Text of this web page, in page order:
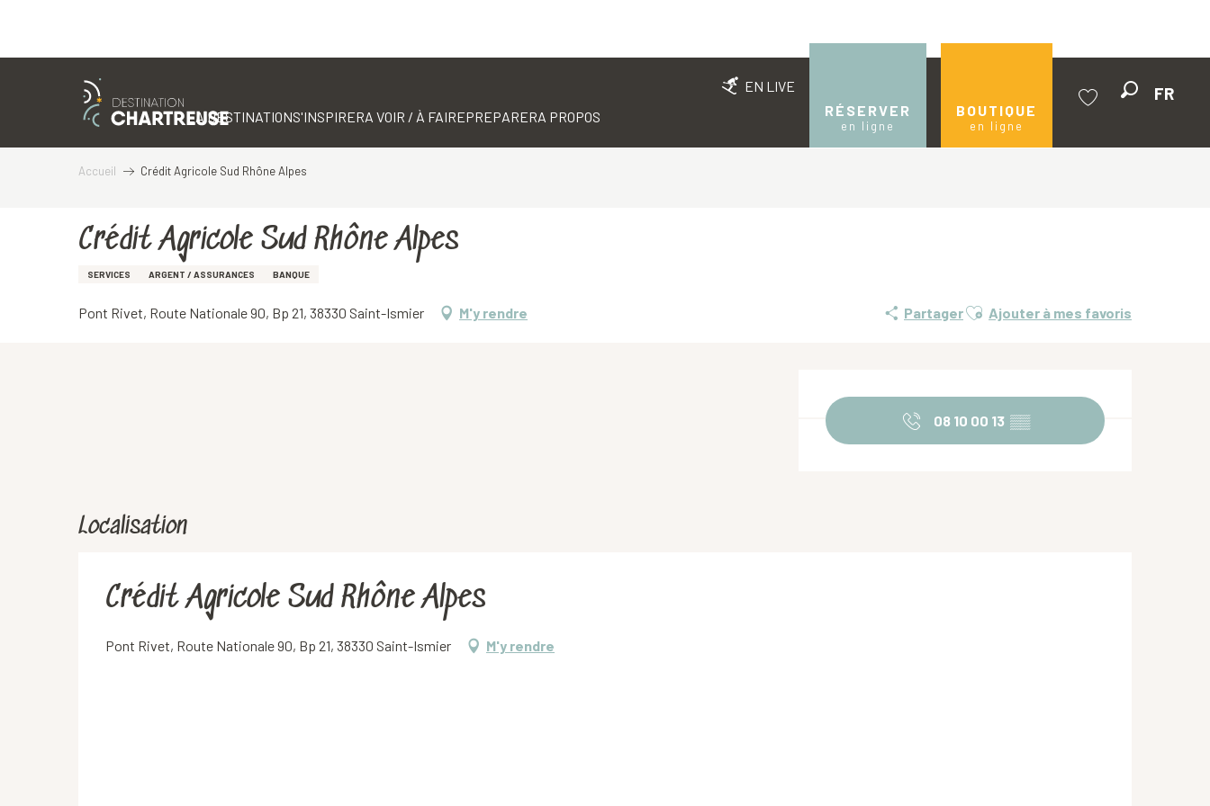
EN LIVE
RÉSERVER
en ligne
BOUTIQUE
en ligne
FR
LA DESTINATIONS'INSPIRERA VOIR / À FAIREPREPARERA PROPOS
Accueil Crédit Agricole Sud Rhône Alpes
Crédit Agricole Sud Rhône Alpes
SERVICES ARGENT / ASSURANCES BANQUE
Pont Rivet, Route Nationale 90, Bp 21, 38330 Saint-Ismier M'y rendre PartagerAjouter aux favoris
Ajouter à mes favoris
Ouverture et coordonnées
08 10 00 13 ▒▒
Localisation
Crédit Agricole Sud Rhône Alpes
Pont Rivet, Route Nationale 90, Bp 21, 38330 Saint-Ismier M'y rendre